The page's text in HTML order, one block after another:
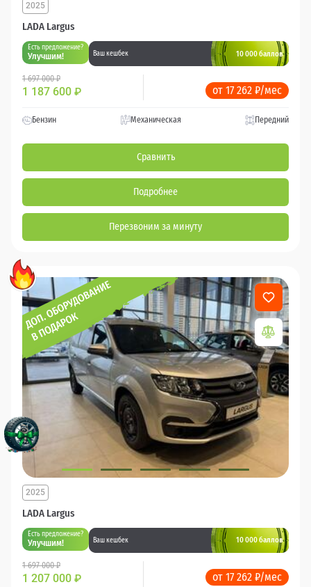
LADA Largus
2025
Есть предложение?
Улучшим! Ваш кешбек 10 000 баллов
1 697 000 ₽
1 187 600 ₽ от 17 262 ₽/мес
Бензин Механическая Передний
Сравнить
Подробнее
Перезвоним за минуту
LADA Largus
2025
Есть предложение?
Улучшим! Ваш кешбек 10 000 баллов
1 697 000 ₽
1 207 000 ₽ от 17 262 ₽/мес